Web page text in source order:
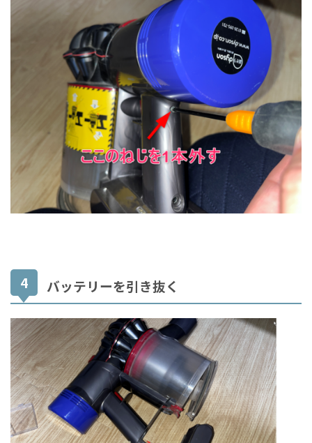
バッテリーを引き抜く